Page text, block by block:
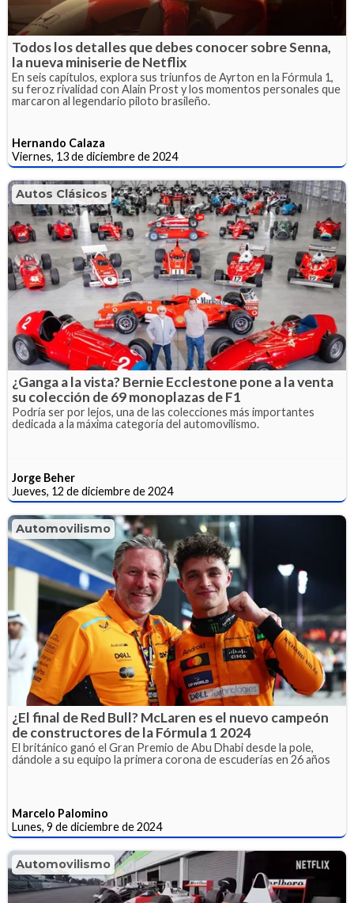
Todos los detalles que debes conocer sobre Senna,
la nueva miniserie de Netflix
En seis capítulos, explora sus triunfos de Ayrton en la Fórmula 1,
su feroz rivalidad con Alain Prost y los momentos personales que
marcaron al legendario piloto brasileño.
Hernando Calaza
Viernes, 13 de diciembre de 2024
Autos Clásicos
¿Ganga a la vista? Bernie Ecclestone pone a la venta
su colección de 69 monoplazas de F1
Podría ser por lejos, una de las colecciones más importantes
dedicada a la máxima categoría del automovilismo.
Jorge Beher
Jueves, 12 de diciembre de 2024
Automovilismo
¿El final de Red Bull? McLaren es el nuevo campeón
de constructores de la Fórmula 1 2024
El británico ganó el Gran Premio de Abu Dhabi desde la pole,
dándole a su equipo la primera corona de escuderías en 26 años
Marcelo Palomino
Lunes, 9 de diciembre de 2024
Automovilismo